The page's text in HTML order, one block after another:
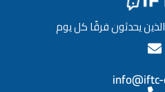
يحدثون فرقًا كل يوم